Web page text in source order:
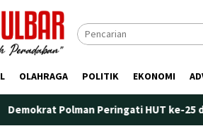
OLAHRAGA POLITIK EKONOMI
Peringati HUT ke-25 dengan Aksi